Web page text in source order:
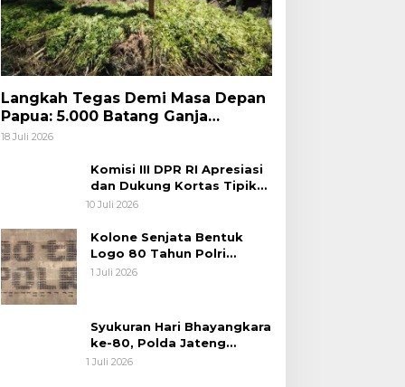
Langkah Tegas Demi Masa Depan
Papua: 5.000 Batang Ganja
Berhasil Diungkap Koops TNI
18 Juli 2026
Komisi III DPR RI Apresiasi
dan Dukung Kortas Tipikor
Polri Usut Dugaan Korupsi
10 Juli 2026
Kolone Senjata Bentuk
Logo 80 Tahun Polri
Warnai Upacara Hari
1 Juli 2026
Syukuran Hari Bhayangkara
ke-80, Polda Jateng
Teguhkan Semangat
1 Juli 2026